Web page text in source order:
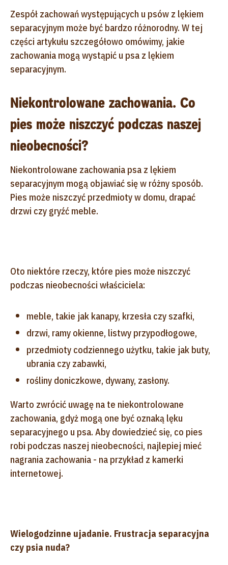
Zespół zachowań występujących u psów z lękiem
separacyjnym może być bardzo różnorodny. W tej
części artykułu szczegółowo omówimy, jakie
zachowania mogą wystąpić u psa z lękiem
separacyjnym.
Niekontrolowane zachowania. Co
pies może niszczyć podczas naszej
nieobecności?
Niekontrolowane zachowania psa z lękiem
separacyjnym mogą objawiać się w różny sposób.
Pies może niszczyć przedmioty w domu, drapać
drzwi czy gryźć meble.
Oto niektóre rzeczy, które pies może niszczyć
podczas nieobecności właściciela:
meble, takie jak kanapy, krzesła czy szafki,
drzwi, ramy okienne, listwy przypodłogowe,
przedmioty codziennego użytku, takie jak buty,
ubrania czy zabawki,
rośliny doniczkowe, dywany, zasłony.
Warto zwrócić uwagę na te niekontrolowane
zachowania, gdyż mogą one być oznaką lęku
separacyjnego u psa. Aby dowiedzieć się, co pies
robi podczas naszej nieobecności, najlepiej mieć
nagrania zachowania - na przykład z kamerki
internetowej.
Wielogodzinne ujadanie. Frustracja separacyjna
czy psia nuda?